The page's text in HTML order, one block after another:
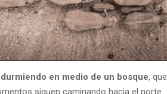
durmiendo en medio de un bosque, que
siguen caminando hacia el norte